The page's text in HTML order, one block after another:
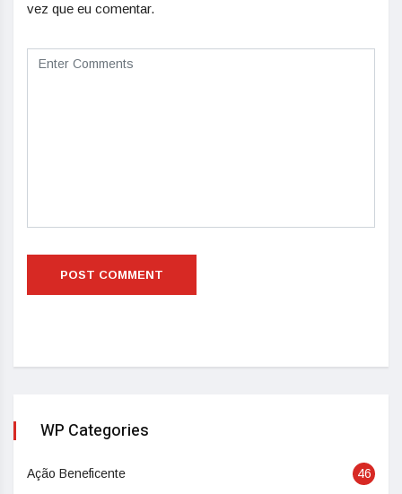
vez que eu comentar.
WP Categories
Ação Beneficente 46